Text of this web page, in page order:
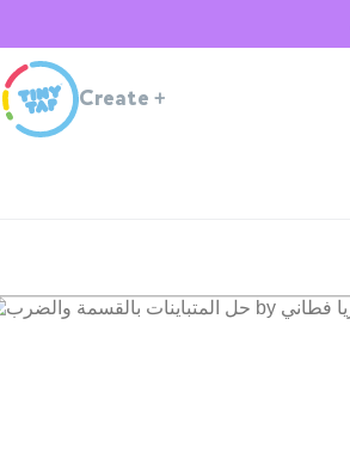
Create +